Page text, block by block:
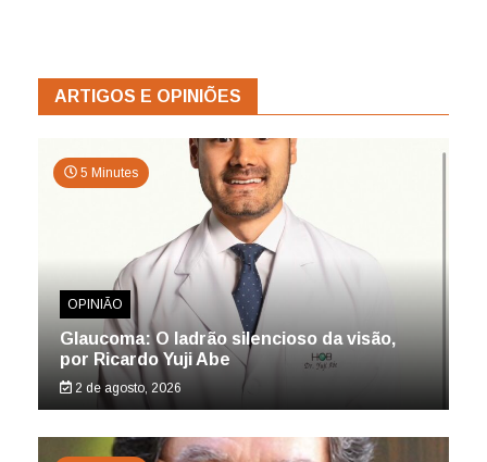
ARTIGOS E OPINIÕES
5 Minutes
OPINIÃO
Glaucoma: O ladrão silencioso da visão,
por Ricardo Yuji Abe
2 de agosto, 2026